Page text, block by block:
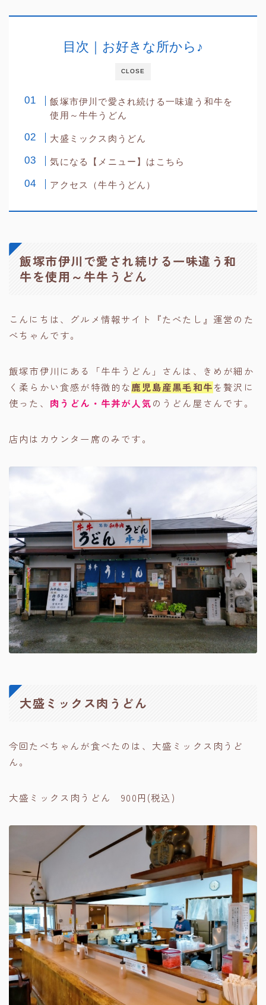
CLOSE
目次｜お好きな所から♪
飯塚市伊川で愛され続ける一味違う和牛を
使用～牛牛うどん
大盛ミックス肉うどん
気になる【メニュー】はこちら
アクセス（牛牛うどん）
飯塚市伊川で愛され続ける一味違う和
牛を使用～牛牛うどん
こんにちは、グルメ情報サイト『たべたし』運営のた
べちゃんです。
飯塚市伊川にある「牛牛うどん」さんは、きめが細か
く柔らかい食感が特徴的な鹿児島産黒毛和牛を贅沢に
使った、 肉うどん・牛丼が人気のうどん屋さんです。
店内はカウンター席のみです。
大盛ミックス肉うどん
今回たべちゃんが食べたのは、大盛ミックス肉うど
ん。
大盛ミックス肉うどん 900円(税込)